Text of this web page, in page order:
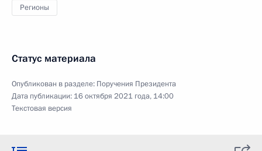
Регионы
Статус материала
Опубликован в разделе: Поручения Президента
Дата публикации: 16 октября 2021 года, 14:00
Текстовая версия